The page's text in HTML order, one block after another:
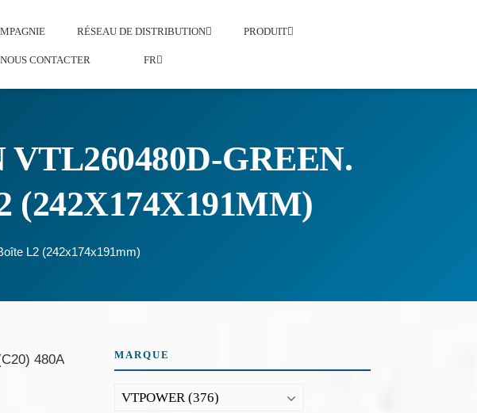
RÉSEAU DE DISTRIBUTION PRODUIT
NOUS CONTACTER FR
GREEN.
(242X174X191MM)
L2 (242x174x191mm)
480A
MARQUE